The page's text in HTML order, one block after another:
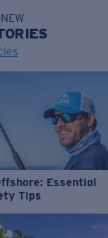
Essential
Tips